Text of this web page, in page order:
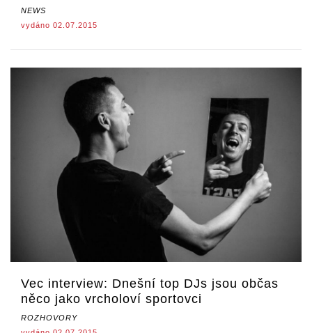
NEWS
vydáno 02.07.2015
Vec interview: Dnešní top DJs jsou občas
něco jako vrcholoví sportovci
ROZHOVORY